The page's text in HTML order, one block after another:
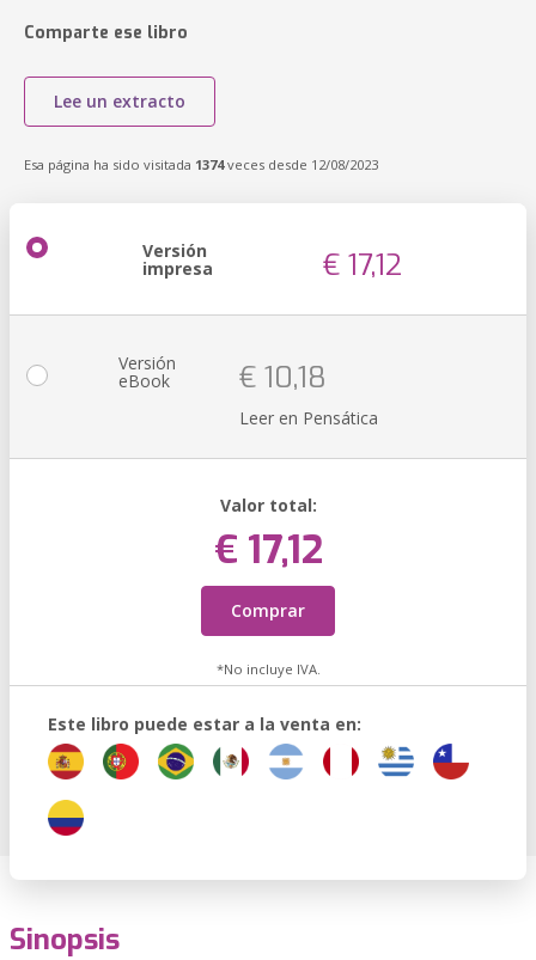
Comparte ese libro
Lee un extracto
Esa página ha sido visitada 1374veces desde 12/08/2023
Versión
impresa € 17,12
Versión
eBook € 10,18
Leer en Pensática
Valor total:
€ 17,12
Comprar
*No incluye IVA.
Este libro puede estar a la venta en:
Sinopsis